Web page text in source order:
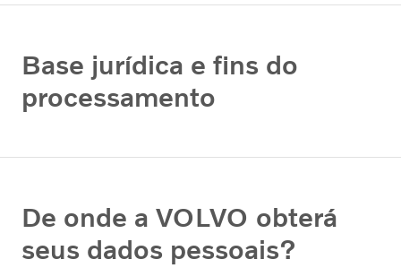
Base jurídica e fins do
processamento
De onde a VOLVO obterá
seus dados pessoais?